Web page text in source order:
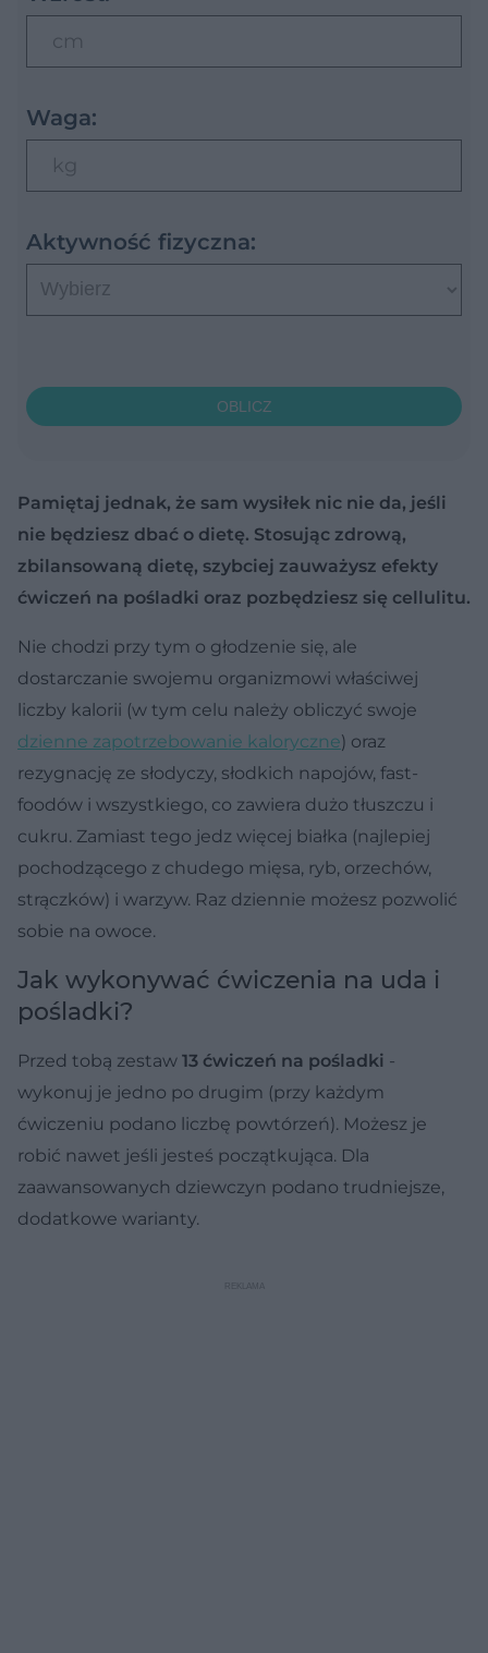
cm
Waga:
kg
Aktywność fizyczna:
OBLICZ
Pamiętaj jednak, że sam wysiłek nic nie da, jeśli
nie będziesz dbać o dietę. Stosując zdrową,
zbilansowaną dietę, szybciej zauważysz efekty
ćwiczeń na pośladki oraz pozbędziesz się cellulitu.
Nie chodzi przy tym o głodzenie się, ale
dostarczanie swojemu organizmowi właściwej
liczby kalorii (w tym celu należy obliczyć swoje
dzienne zapotrzebowanie kaloryczne) oraz
rezygnację ze słodyczy, słodkich napojów, fast-
foodów i wszystkiego, co zawiera dużo tłuszczu i
cukru. Zamiast tego jedz więcej białka (najlepiej
pochodzącego z chudego mięsa, ryb, orzechów,
strączków) i warzyw. Raz dziennie możesz pozwolić
sobie na owoce.
Jak wykonywać ćwiczenia na uda i
pośladki?
Przed tobą zestaw 13 ćwiczeń na pośladki -
wykonuj je jedno po drugim (przy każdym
ćwiczeniu podano liczbę powtórzeń). Możesz je
robić nawet jeśli jesteś początkująca. Dla
zaawansowanych dziewczyn podano trudniejsze,
dodatkowe warianty.